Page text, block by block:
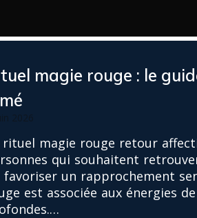
magie rouge : le
rituel magie rouge retour
qui souhaitent
favoriser un rapprochement
est associée aux énergies